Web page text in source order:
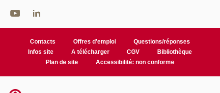
Contacts Offres d'emploi
Questions/réponses
Infos site
A télécharger CGV
Bibliothèque
Plan de site
Accessibilité: non conforme